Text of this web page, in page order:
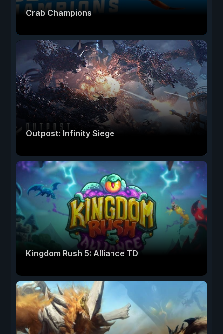
Crab Champions
Outpost: Infinity Siege
Kingdom Rush 5: Alliance TD